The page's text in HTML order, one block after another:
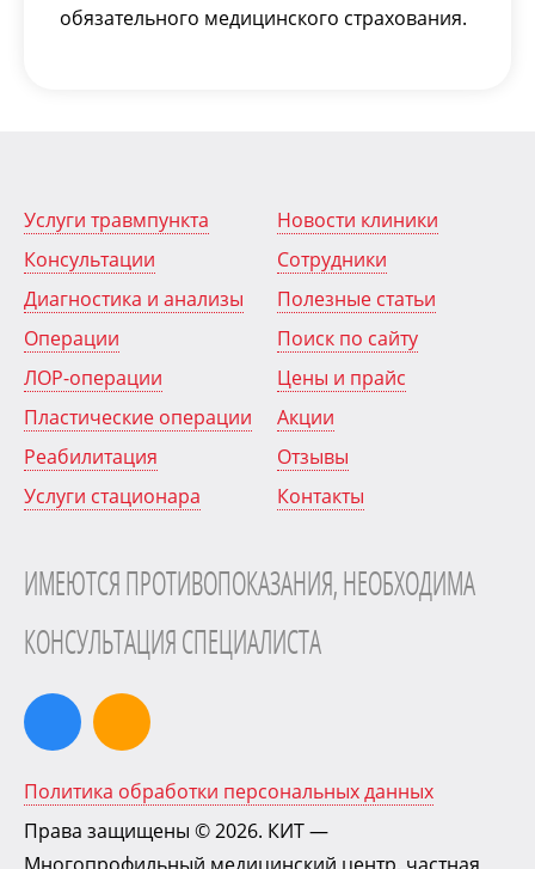
обязательного медицинского страхования.
Услуги травмпункта
Консультации
Диагностика и анализы
Операции
ЛОР-операции
Пластические операции
Реабилитация
Услуги стационара
Новости клиники
Сотрудники
Полезные статьи
Поиск по сайту
Цены и прайс
Акции
Отзывы
Контакты
ИМЕЮТСЯ ПРОТИВОПОКАЗАНИЯ, НЕОБХОДИМА
КОНСУЛЬТАЦИЯ СПЕЦИАЛИСТА
Политика обработки персональных данных
Права защищены © 2026. КИТ—